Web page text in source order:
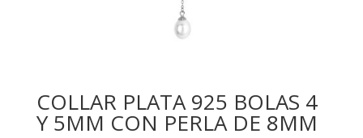
COLLAR PLATA 925 BOLAS 4
Y 5MM CON PERLA DE 8MM